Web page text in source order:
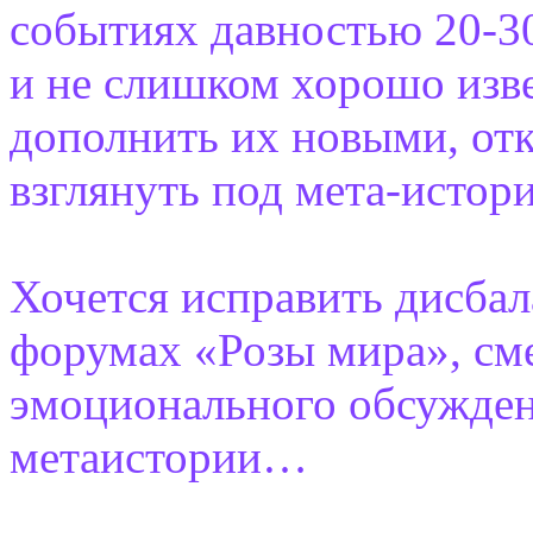
событиях давностью 20-
и не слишком хорошо
дополнить их новыми,
взглянуть под мета-
Хочется исправить
форумах «Розы мира»,
эмоционального
метаистории…